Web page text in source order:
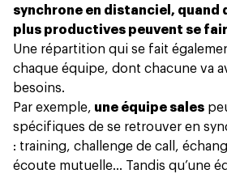
synchrone en distanciel, quand
plus productives peuvent se
Une répartition qui se fait
chaque équipe, dont chacune va
besoins.
Par exemple, une équipe sales
spécifiques de se retrouver en
: training, challenge de call,
écoute mutuelle… Tandis qu’une